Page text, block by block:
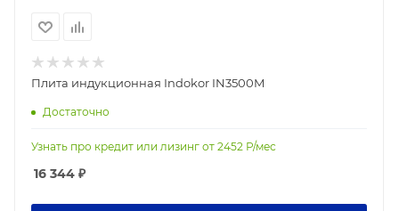
Плита индукционная Indokor IN3500M
Достаточно
Узнать про кредит или лизинг от 2452 Р/мес
16 344 ₽